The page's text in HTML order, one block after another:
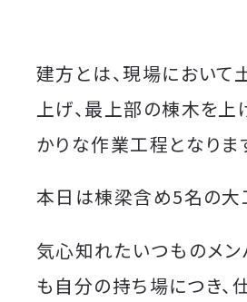
建方とは、現場において
上げ、最上部の棟木を
かりな作業工程となりま
本日は棟梁含め5名の大
気心知れたいつものメ
も自分の持ち場につき、